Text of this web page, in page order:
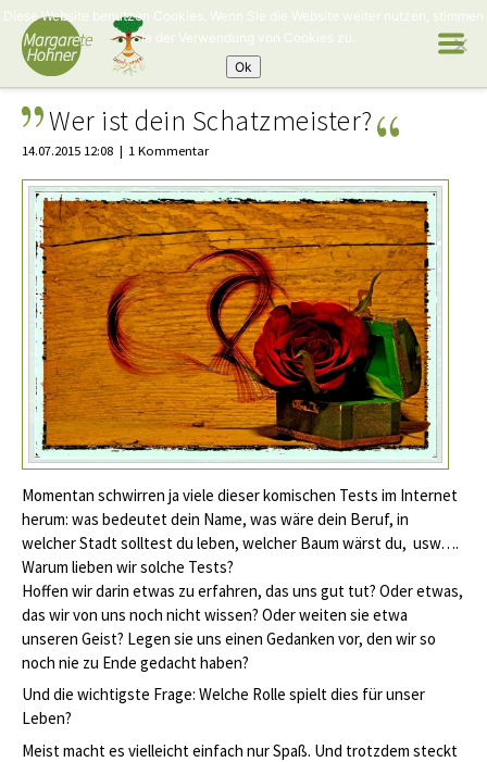
Wer ist dein Schatzmeister?
14.07.2015 12:08 1 Kommentar
Momentan schwirren ja viele dieser komischen Tests im Internet
herum: was bedeutet dein Name, was wäre dein Beruf, in
welcher Stadt solltest du leben, welcher Baum wärst du, usw….
Warum lieben wir solche Tests?
Hoffen wir darin etwas zu erfahren, das uns gut tut? Oder etwas,
das wir von uns noch nicht wissen? Oder weiten sie etwa
unseren Geist? Legen sie uns einen Gedanken vor, den wir so
noch nie zu Ende gedacht haben?
Und die wichtigste Frage: Welche Rolle spielt dies für unser
Leben?
Meist macht es vielleicht einfach nur Spaß. Und trotzdem steckt
Diese Website benutzen Cookies. Wenn Sie die Website weiter nutzen, stimmen
Sie der Verwendung von Cookies zu.
Ok